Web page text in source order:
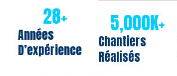
Années
D’expérience
28+
Chantiers
Réalisés
5,000K+